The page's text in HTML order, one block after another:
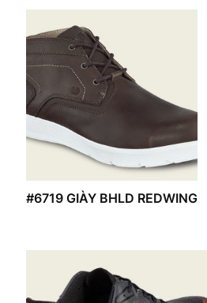
#6719 GIÀY BHLD REDWING